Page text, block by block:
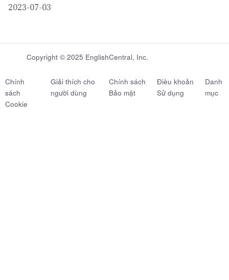
2023-07-03
Copyright © 2025 EnglishCentral, Inc.
Chính
sách
Cookie
Giải thích cho
người dùng
Chính sách
Bảo mật
Điều khoản
Sử dụng
Danh
mục